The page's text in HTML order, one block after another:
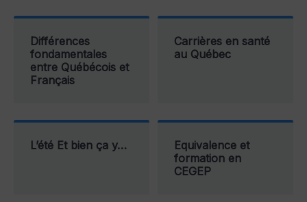
Différences
fondamentales
entre Québécois et
Français
Carrières en santé
au Québec
L’été Et bien ça y…
Equivalence et
formation en
CEGEP